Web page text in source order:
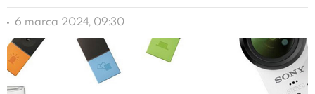
6 marca 2024, 09:30